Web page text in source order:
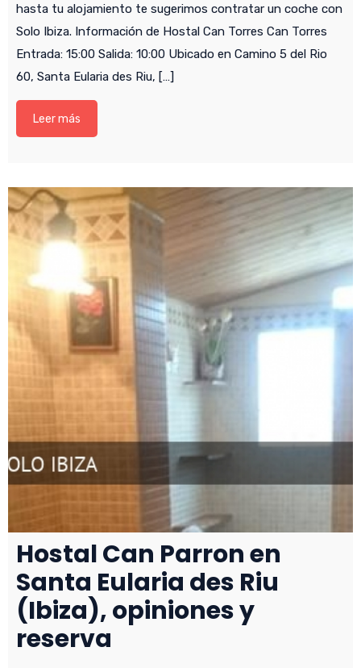
hasta tu alojamiento te sugerimos contratar un coche con
Solo Ibiza. Información de Hostal Can Torres Can Torres
Entrada: 15:00 Salida: 10:00 Ubicado en Camino 5 del Rio
60, Santa Eularia des Riu, […]
Leer más
Hostal Can Parron en
Santa Eularia des Riu
(Ibiza), opiniones y
reserva